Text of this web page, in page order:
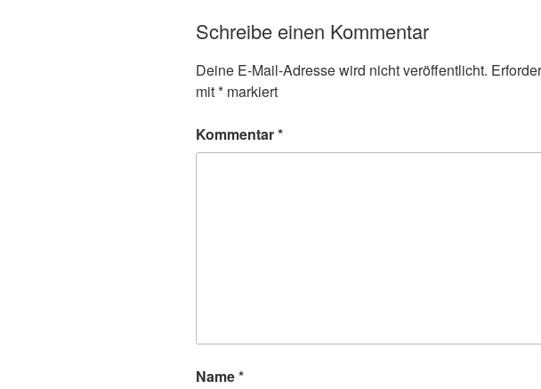
Schreibe einen Kommentar
Deine E-Mail-Adresse wird nicht veröffentlicht.
mit* markiert
Kommentar*
Name*